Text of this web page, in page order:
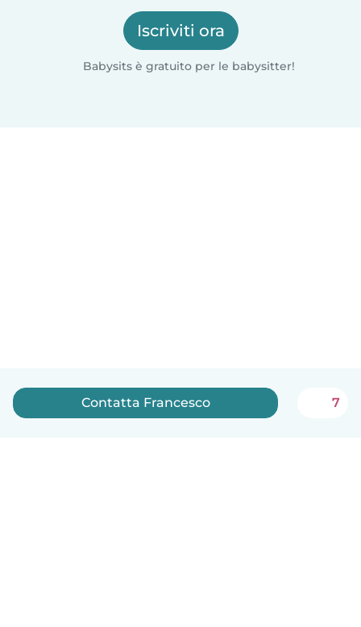
Iscriviti ora
Babysits è gratuito per le babysitter!
Contatta Francesco 7